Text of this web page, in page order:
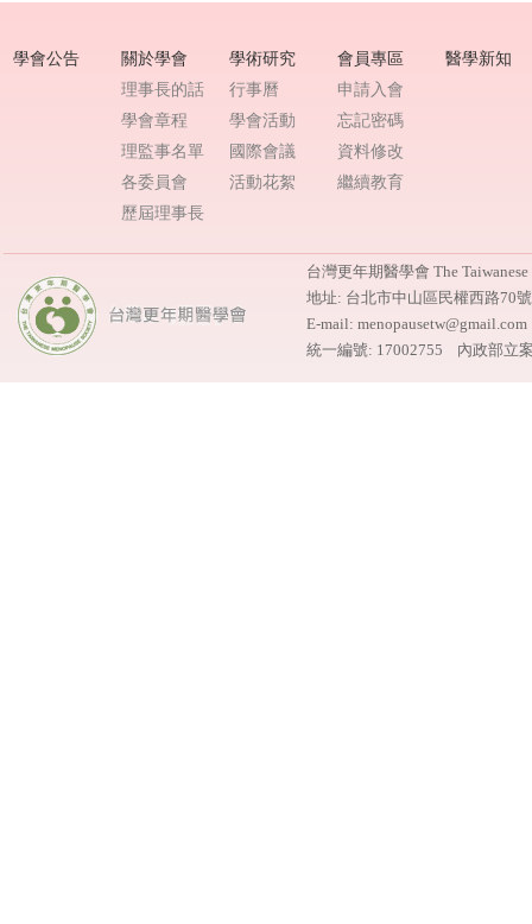
學會公告
關於學會
理事長的話
學會章程
理監事名單
各委員會
歷屆理事長
學術研究
行事曆
學會活動
國際會議
活動花絮
會員專區
申請入會
忘記密碼
資料修改
繼續教育
醫學新知
台灣更年期醫學會 The
地址: 台北市中山區民權西路70
E-mail:
統一編號: 17002755 內政部立